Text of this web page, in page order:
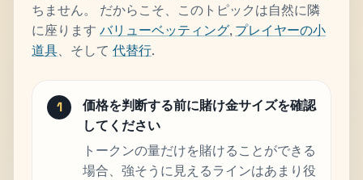
ちません。 だからこそ、このトピックは自然に隣
に座ります バリューベッティング, プレイヤーの小
道具、そして 代替行.
価格を判断する前に賭け金サイズを確認
してください
トークンの量だけを賭けることができる
場合、強そうに見えるラインはあまり役